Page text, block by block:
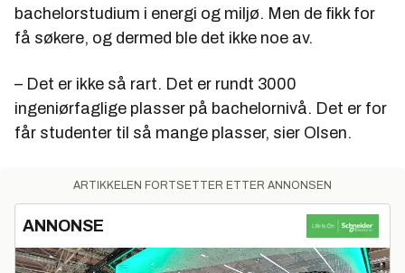
bachelorstudium i energi og miljø. Men de fikk for
få søkere, og dermed ble det ikke noe av.
– Det er ikke så rart. Det er rundt 3000
ingeniørfaglige plasser på bachelornivå. Det er for
får studenter til så mange plasser, sier Olsen.
ARTIKKELEN FORTSETTER ETTER ANNONSEN
ANNONSE